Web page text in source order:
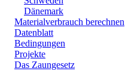
Dänemark
Materialverbrauch berechnen
Datenblatt
Bedingungen
Projekte
Das Zaungesetz